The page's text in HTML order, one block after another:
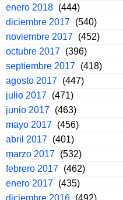
enero 2018 (444)
diciembre 2017 (540)
noviembre 2017 (452)
octubre 2017 (396)
septiembre 2017 (418)
agosto 2017 (447)
julio 2017 (471)
junio 2017 (463)
mayo 2017 (456)
abril 2017 (401)
marzo 2017 (532)
febrero 2017 (462)
enero 2017 (435)
diciembre 2016 (492)